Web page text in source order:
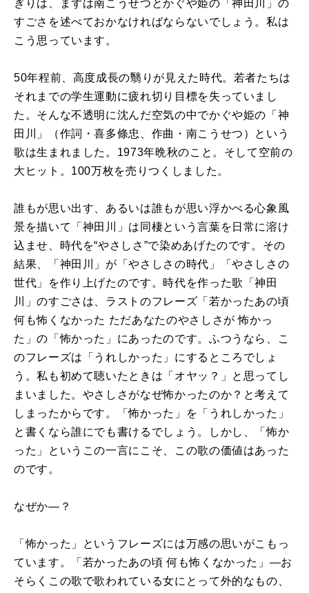
ぎりは、まずは南こうせつとかぐや姫の「神田川」の
すごさを述べておかなければならないでしょう。私は
こう思っています。
50年程前、高度成長の翳りが見えた時代。若者たちは
それまでの学生運動に疲れ切り目標を失っていまし
た。そんな不透明に沈んだ空気の中でかぐや姫の「神
田川」（作詞・喜多條忠、作曲・南こうせつ）という
歌は生まれました。 1973年晩秋のこと。そして空前の
大ヒット。 100万枚を売りつくしました。
誰もが思い出す、あるいは誰もが思い浮かべる心象風
景を描いて「神田川」は同棲という言葉を日常に溶け
込ませ、時代を“やさしさ”で染めあげたのです。その
結果、「神田川」が「やさしさの時代」「やさしさの
世代」を作り上げたのです。時代を作った歌「神田
川」のすごさは、ラストのフレーズ「若かったあの頃
何も怖くなかった ただあなたのやさしさが 怖かっ
た」の「怖かった」にあったのです。ふつうなら、こ
のフレーズは「うれしかった」にするところでしょ
う。私も初めて聴いたときは「オヤッ？」と思ってし
まいました。やさしさがなぜ怖かったのか？と考えて
しまったからです。「怖かった」を「うれしかった」
と書くなら誰にでも書けるでしょう。しかし、「怖か
った」というこの一言にこそ、この歌の価値はあった
のです。
なぜか―？
「怖かった」というフレーズには万感の思いがこもっ
ています。「若かったあの頃 何も怖くなかった」―お
そらくこの歌で歌われている女にとって外的なもの、